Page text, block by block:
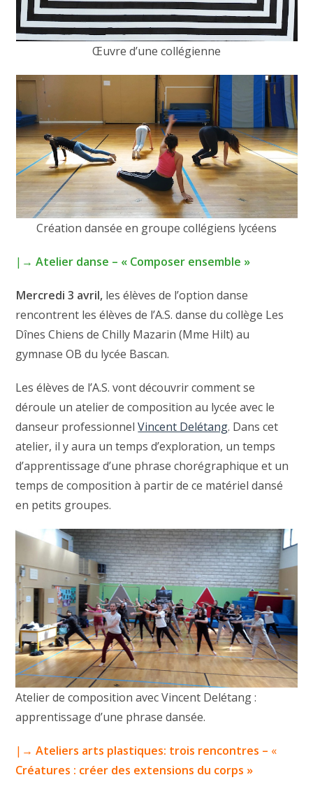
Œuvre d’une collégienne
Création dansée en groupe collégiens lycéens
|→Atelier danse – « Composer ensemble »
Mercredi 3 avril, les élèves de l’option danse
rencontrent les élèves de l’A.S. danse du collège Les
Dînes Chiens de Chilly Mazarin (Mme Hilt) au
gymnase OB du lycée Bascan.
Les élèves de l’A.S. vont découvrir comment se
déroule un atelier de composition au lycée avec le
danseur professionnelVincent Delétang. Dans cet
atelier, il y aura un temps d’exploration, un temps
d’apprentissage d’une phrase chorégraphique et un
temps de composition à partir de ce matériel dansé
en petits groupes.
Atelier de composition avec Vincent Delétang :
apprentissage d’une phrase dansée.
|→Ateliers arts plastiques: trois rencontres – «
Créatures : créer des extensions du corps »